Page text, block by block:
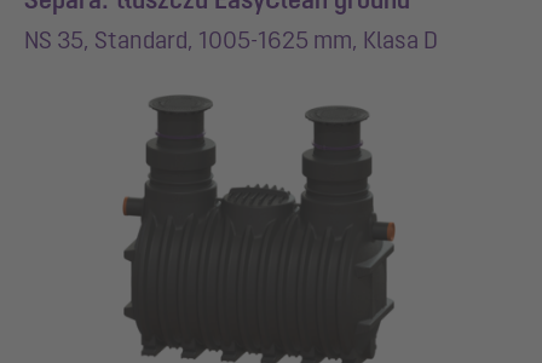
NS 35, Standard, 1005-1625 mm, Klasa D